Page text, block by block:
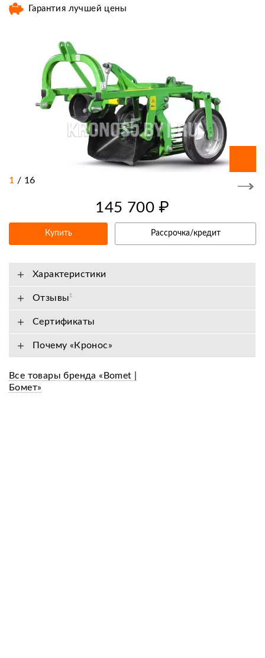
Гарантия лучшей цены
1 / 16
145 700 ₽
Купить Рассрочка/кредит
Характеристики
Отзывы 1
Сертификаты
Почему «Кронос»
Все товары бренда «Bomet |
Бомет»